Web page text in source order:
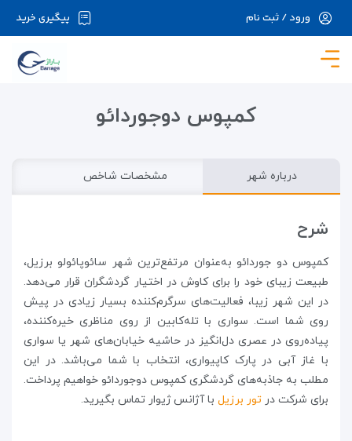
در حال حاضر ارتباط با سرور قطع می باشد لطفا
پیگیری خرید ورود / ثبت نام
کمپوس دوجوردائو
درباره شهر مشخصات شاخص
شرح
کمپوس دو جوردائو به‌عنوان مرتفع‌ترین شهر سائوپائولو برزیل،
طبیعت زیبای خود را برای کاوش در اختیار گردشگران قرار می‌دهد.
در این شهر زیبا، فعالیت‌های سرگرم‌کننده بسیار زیادی در پیش
روی شما است. سواری با تله‌کابین از روی مناظری خیره‌کننده،
پیاده‌روی در عصری دل‌انگیز در حاشیه خیابان‌های شهر یا سواری
با غاز آبی در پارک کاپیواری، انتخاب با شما می‌باشد. در این
مطلب به جاذبه‌های گردشگری کمپوس دوجوردائو خواهیم پرداخت.
برای شرکت در تور برزیل با آژانس ژیوار تماس بگیرید.